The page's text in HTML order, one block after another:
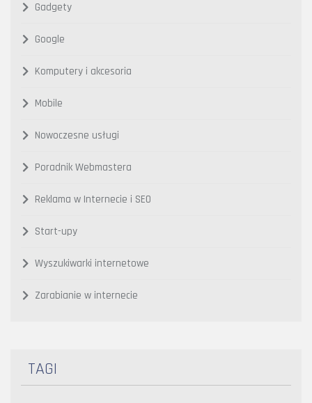
Gadgety
Google
Komputery i akcesoria
Mobile
Nowoczesne usługi
Poradnik Webmastera
Reklama w Internecie i SEO
Start-upy
Wyszukiwarki internetowe
Zarabianie w internecie
TAGI